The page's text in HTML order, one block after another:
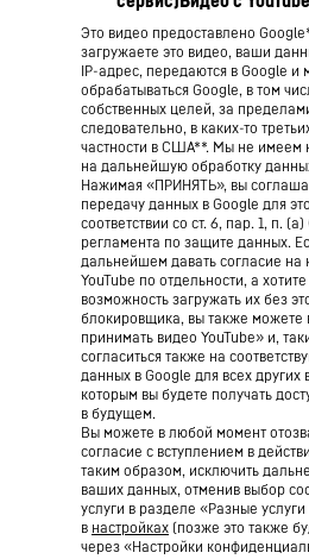
Это видео предоставлено
загружаете это видео, ваши
IP-адрес, передаются в Google и
обрабатываться Google, в том
собственных целей, за
следовательно, в каких-то
частности в США**. Мы не имеем
на дальнейшую обработку
Нажимая «ПРИНЯТЬ», вы
передачу данных в Google для
соответствии со ст. 6, пар. 1, п.
регламента по защите данных.
дальнейшем давать согласие на
YouTube по отдельности, а
возможность загружать их без
блокировщика, вы также можете
принимать видео YouTube» и,
согласиться также на
данных в Google для всех других
которым вы будете получать
в будущем.
Вы можете в любой момент
согласие с вступлением в
таким образом, исключить
ваших данных, отменив выбор
услуги в разделе «Разные
в настройках (позже это также
через «Настройки